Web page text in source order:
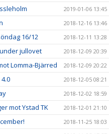
2019-01-06 13:45
2018-12-16 13:46
16/12 2018-12-11 13:28
jullovet 2018-12-09 20:39
Lomma-Bjärred 2018-12-09 20:22
2018-12-05 08:21
2018-12-02 18:59
mot Ystad TK 2018-12-01 21:10
2018-11-25 18:03